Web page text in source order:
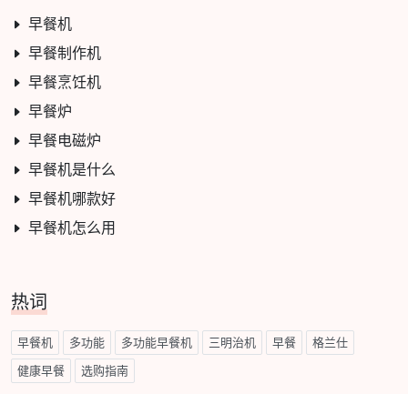
早餐机
早餐制作机
早餐烹饪机
早餐炉
早餐电磁炉
早餐机是什么
早餐机哪款好
早餐机怎么用
热词
早餐机 多功能 多功能早餐机 三明治机 早餐 格兰仕
健康早餐 选购指南